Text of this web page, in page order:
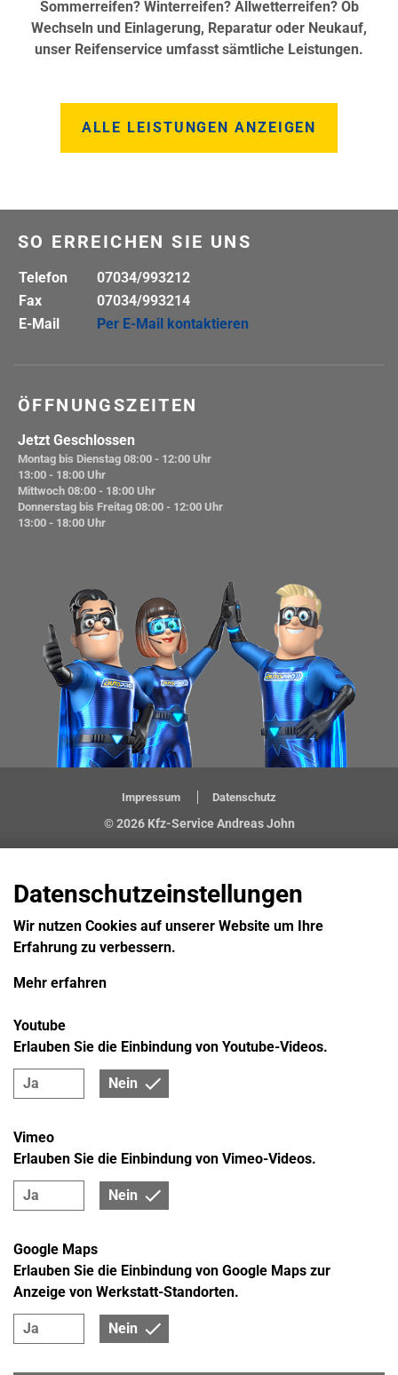
Sommerreifen? Winterreifen? Allwetterreifen? Ob
Wechseln und Einlagerung, Reparatur oder Neukauf,
unser Reifenservice umfasst sämtliche Leistungen.
ALLE LEISTUNGEN ANZEIGEN
SO ERREICHEN SIE UNS
Telefon
07034/993212
Fax
07034/993214
E-Mail
Per E-Mail kontaktieren
ÖFFNUNGSZEITEN
Jetzt Geschlossen
Montag bis Dienstag 08:00 - 12:00 Uhr
13:00 - 18:00 Uhr
Mittwoch 08:00 - 18:00 Uhr
Donnerstag bis Freitag 08:00 - 12:00 Uhr
13:00 - 18:00 Uhr
Impressum Datenschutz
© 2026 Kfz-Service Andreas John
Datenschutzeinstellungen
Wir nutzen Cookies auf unserer Website um Ihre
Erfahrung zu verbessern.
Mehr erfahren
Ja Nein
Youtube
Erlauben Sie die Einbindung von Youtube-Videos.
Ja Nein
Vimeo
Erlauben Sie die Einbindung von Vimeo-Videos.
Ja Nein
Google Maps
Erlauben Sie die Einbindung von Google Maps zur
Anzeige von Werkstatt-Standorten.